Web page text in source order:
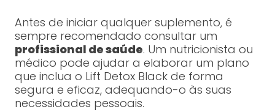
Antes de iniciar qualquer suplemento, é
sempre recomendado consultar um
profissional de saúde. Um nutricionista ou
médico pode ajudar a elaborar um plano
que inclua o Lift Detox Black de forma
segura e eficaz, adequando-o às suas
necessidades pessoais.